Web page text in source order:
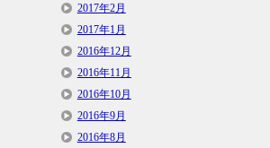
2017年2月
2017年1月
2016年12月
2016年11月
2016年10月
2016年9月
2016年8月